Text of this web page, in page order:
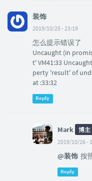
装饰
2019/10/25 - 23:19
怎么提示错误了
Uncaught (in
t' VM41:33
perty 'result' of
at :33:32
Reply
Mark
博主
2019/10/26 -
@装饰 按
Reply